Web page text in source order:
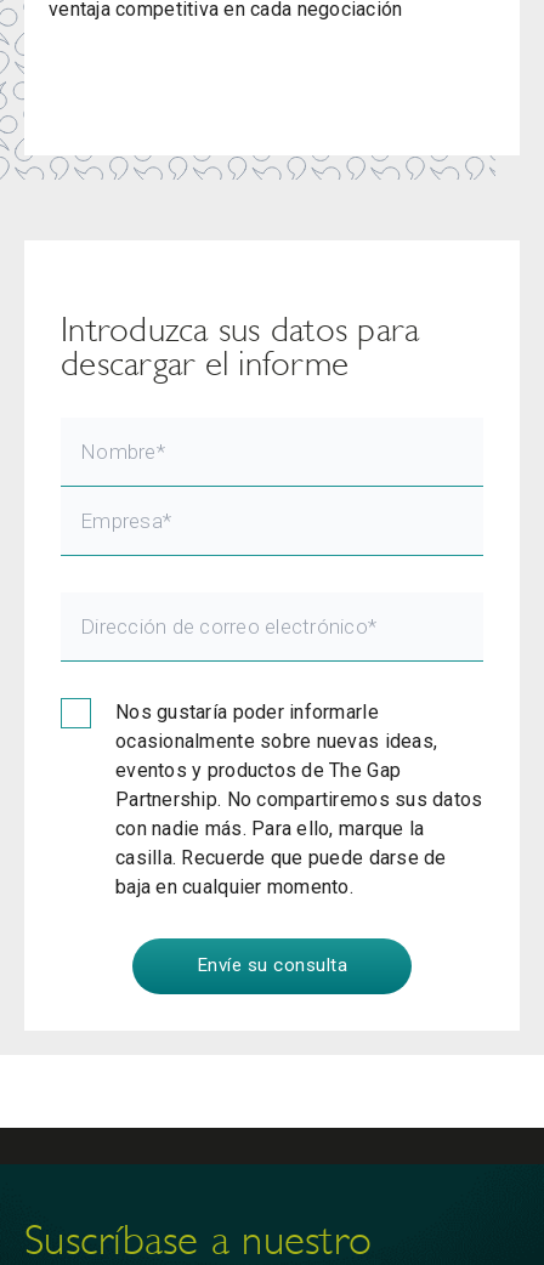
ventaja competitiva en cada negociación
Introduzca sus datos para
descargar el informe
Nos gustaría poder informarle
ocasionalmente sobre nuevas ideas,
eventos y productos de The Gap
Partnership. No compartiremos sus datos
con nadie más. Para ello, marque la
casilla. Recuerde que puede darse de
baja en cualquier momento.
Suscríbase a nuestro